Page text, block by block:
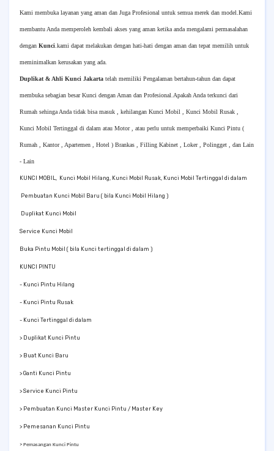
Kami membuka layanan yang aman dan Juga Profesional untuk semua merek dan model.Kami
membantu Anda memperoleh kembali akses yang aman ketika anda mengalami permasalahan
dengan Kunci .kami dapat melakukan dengan hati-hati dengan aman dan tepat memilih untuk
meminimalkan kerusakan yang ada.
Duplikat & Ahli Kunci Jakarta telah memiliki Pengalaman bertahun-tahun dan dapat
membuka sebagian besar Kunci dengan Aman dan Profesional.Apakah Anda terkunci dari
Rumah sehinga Anda tidak bisa masuk , kehilangan Kunci Mobil , Kunci Mobil Rusak ,
Kunci Mobil Tertinggal di dalam atau Motor , atau perlu untuk memperbaiki Kunci Pintu (
Rumah , Kantor , Apartemen , Hotel ) Brankas , Filling Kabinet , Loker , Polingget , dan Lain
- Lain
KUNCI MOBIL, Kunci Mobil Hilang, Kunci Mobil Rusak, Kunci Mobil Tertinggal di dalam
Pembuatan Kunci Mobil Baru ( bila Kunci Mobil Hilang )
Duplikat Kunci Mobil
Service Kunci Mobil
Buka Pintu Mobil ( bila Kunci tertinggal di dalam )
KUNCI PINTU
- Kunci Pintu Hilang
- Kunci Pintu Rusak
- Kunci Tertinggal di dalam
> Duplikat Kunci Pintu
> Buat Kunci Baru
> Ganti Kunci Pintu
> Service Kunci Pintu
> Pembuatan Kunci Master Kunci Pintu / Master Key
> Pemesanan Kunci Pintu
> Pemasangan Kunci Pintu